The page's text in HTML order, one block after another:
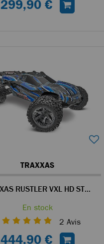
299,90 €
TRAXXAS
TRAXXAS RUSTLER VXL HD STADIUM TRUCK RC 4WD 1/10 BRUSHLESS BLEU - 67376-4
En stock
2 Avis
444,90 €